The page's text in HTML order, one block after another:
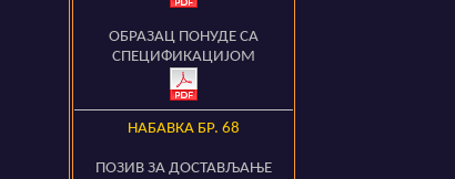
ОБРАЗАЦ ПОНУДЕ СА
СПЕЦИФИКАЦИЈОМ
НАБАВКА БР. 68
ПОЗИВ ЗА ДОСТАВЉАЊЕ